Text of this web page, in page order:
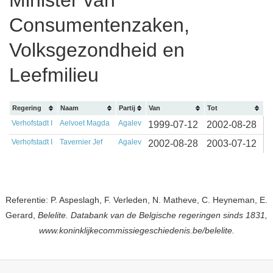
Consumentenzaken,
Volksgezondheid en
Leefmilieu
Regering Naam Partij Van Tot
Verhofstadt I Aelvoet Magda Agalev 1999-07-12 2002-08-28
Verhofstadt I Tavernier Jef Agalev 2002-08-28 2003-07-12
Referentie: P. Aspeslagh, F. Verleden, N. Matheve, C. Heyneman, E.
Gerard, Belelite. Databank van de Belgische regeringen sinds 1831,
www.koninklijkecommissiegeschiedenis.be/belelite.